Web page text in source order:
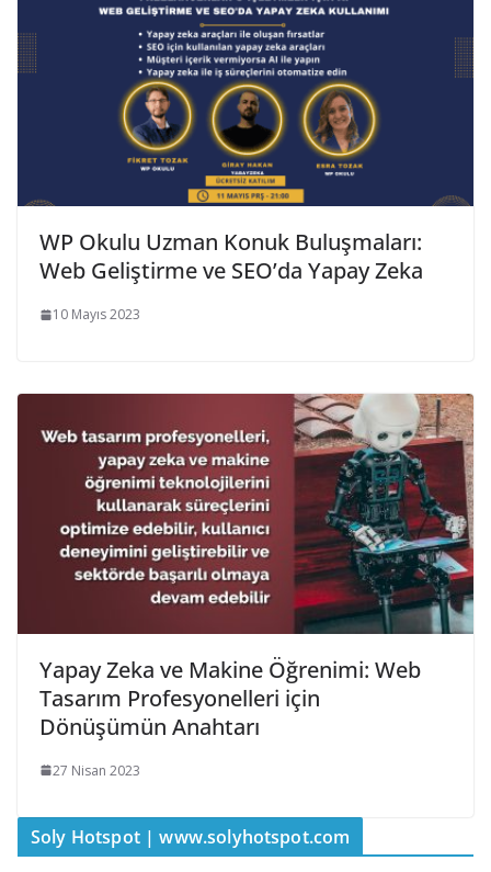
WP Okulu Uzman Konuk Buluşmaları:
Web Geliştirme ve SEO’da Yapay Zeka
10 Mayıs 2023
Yapay Zeka ve Makine Öğrenimi: Web
Tasarım Profesyonelleri için
Dönüşümün Anahtarı
27 Nisan 2023
Soly Hotspot | www.solyhotspot.com